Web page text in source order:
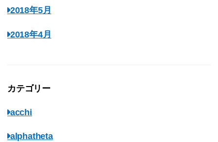
2018年5月
2018年4月
カテゴリー
acchi
alphatheta